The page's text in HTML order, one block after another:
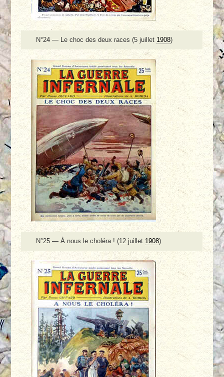
N°24 — Le choc des deux races (5 juillet 1908)
N°25 — À nous le choléra ! (12 juillet 1908)